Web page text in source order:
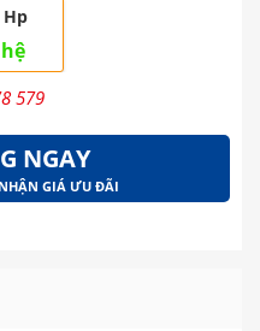
Hp
579
NGAY
GIÁ ƯU ĐÃI